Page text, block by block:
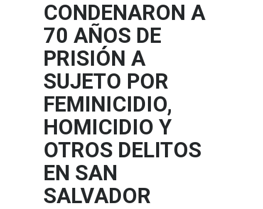
CONDENARON A
70 AÑOS DE
PRISIÓN A
SUJETO POR
FEMINICIDIO,
HOMICIDIO Y
OTROS DELITOS
EN SAN
SALVADOR